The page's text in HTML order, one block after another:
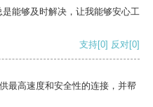
能够及时解决，让我能够安心工
支持[0] 反对[0]
最高速度和安全性的连接，并帮